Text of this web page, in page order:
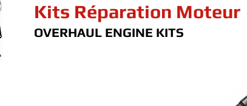
Kits Réparation Moteur
OVERHAUL ENGINE KITS